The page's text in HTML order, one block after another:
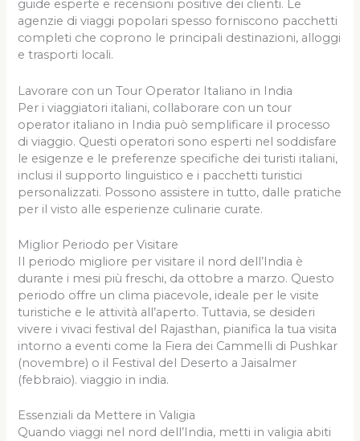
guide esperte e recensioni positive dei clienti. Le
agenzie di viaggi popolari spesso forniscono pacchetti
completi che coprono le principali destinazioni, alloggi
e trasporti locali.
Lavorare con un Tour Operator Italiano in India
Per i viaggiatori italiani, collaborare con un tour
operator italiano in India può semplificare il processo
di viaggio. Questi operatori sono esperti nel soddisfare
le esigenze e le preferenze specifiche dei turisti italiani,
inclusi il supporto linguistico e i pacchetti turistici
personalizzati. Possono assistere in tutto, dalle pratiche
per il visto alle esperienze culinarie curate.
Miglior Periodo per Visitare
Il periodo migliore per visitare il nord dell’India è
durante i mesi più freschi, da ottobre a marzo. Questo
periodo offre un clima piacevole, ideale per le visite
turistiche e le attività all’aperto. Tuttavia, se desideri
vivere i vivaci festival del Rajasthan, pianifica la tua visita
intorno a eventi come la Fiera dei Cammelli di Pushkar
(novembre) o il Festival del Deserto a Jaisalmer
(febbraio). viaggio in india.
Essenziali da Mettere in Valigia
Quando viaggi nel nord dell’India, metti in valigia abiti